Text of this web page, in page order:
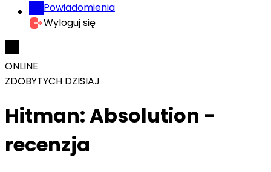
Powiadomienia
Wyloguj się
ONLINE
ZDOBYTYCH DZISIAJ
Hitman: Absolution -
recenzja